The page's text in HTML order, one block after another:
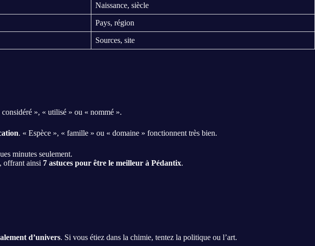
Naissance, siècle
Pays, région
Sources, site
», « utilisé » ou « nommé ».
. « Espèce », « famille » ou « domaine » fonctionnent très bien.
minutes seulement.
offrant ainsi 7 astuces pour être le meilleur à Pédantix.
d’univers. Si vous étiez dans la chimie, tentez la politique ou l’art.